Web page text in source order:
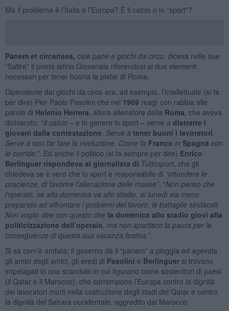
Ma il problema è l’Italia o l’Europa? È il calcio o lo “sport”?
Panem et circenses, cioè pane e giochi da circo, diceva nelle sue
“Satire” il poeta latino Giovenale riferendosi ai due elementi
necessari per tener buona la plebe di Roma.
Dipendente dai giochi da circo era, ad esempio, l’intellettuale (si fa
per dire) Pier Paolo Pasolini che nel 1969 reagì con rabbia alle
parole di Helenio Herrera , allora allenatore della Roma , che aveva
dichiarato: “Il calcio – e in genere lo sport – serve a distrarre i
giovani dalla contestazione . Serve a tener buoni i lavoratori
Serve a non far fare la rivoluzione. Come fa Franco in Spagna con
le corride.”. Ed anche il politico (si fa sempre per dire) Enrico
Berlinguer rispondeva al giornalista di Tuttosport, che gli
chiedeva se è vero che lo sport è responsabile di “ottundere le
coscienze, di favorire l’alienazione delle masse”, “Non penso che
l’operaio, se alla domenica va allo stadio, al lunedì sia meno
preparato ad affrontare i problemi del lavoro, le battaglie sindacali.
Non voglio dire con questo che la domenica allo stadio giovi alla
politicizzazione dell’operaio , ma non spartisco la paura per le
conseguenze di questa sua vacanza festiva.”.
Si sa com’è andata: il governo dà il “panem” a pioggia ed agevola
gli amici degli amici, gli eredi di Pasolini e Berlinguersi trovano
impelagati in uno scandalo in cui figurano come sostenitori di paesi
(il Qatar e il Marocco), che corrompono l’Europa contro la dignità
dei lavoratori morti nella costruzione degli stadi del Qatar e contro
la dignità del Sahara occidentale, aggredito dal Marocco.